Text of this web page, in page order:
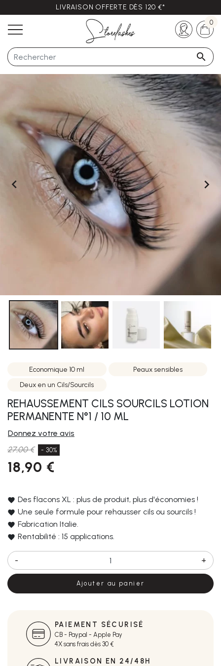
LIVRAISON OFFERTE DÈS 120 €*
Des questions ?
+33 (0)5 57 21 62 94

0
 
Economique 10 ml
Peaux sensibles
Deux en un Cils/Sourcils
REHAUSSEMENT CILS SOURCILS LOTION
PERMANENTE N°1 / 10 ML
Donnez votre avis
27,00 €
- 30%
18,90 €
Des flacons XL : plus de produit, plus d'économies !
Une seule formule pour rehausser cils ou sourcils !
Fabrication Italie.
Rentabilité : 15 applications.
- +
Ajouter au panier
PAIEMENT SÉCURISÉ
CB - Paypal - Apple Pay
4X sans frais dès 30 €
LIVRAISON EN 24/48H